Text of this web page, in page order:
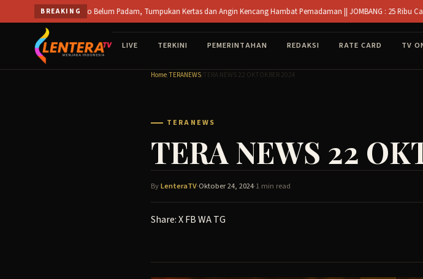
to
BREAKING
PT SPS Mojokerto Belum Padam, Tumpukan Kertas dan Angin Kencang Hambat Pemadaman || JOMBANG : 25 Ribu
LIVE TERKINI PEMERINTAHAN REDAKSI RATE CARD TV
Home /TERANEWS TERA NEWS 22 OKTOKBER 2024
TERANEWS
TERA NEWS 22
ByLenteraTV·Oktober 24, 2024·1 min read
Share:XFBWATG